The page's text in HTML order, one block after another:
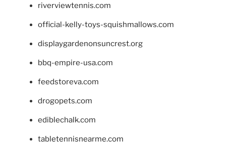
riverviewtennis.com
official-kelly-toys-squishmallows.com
displaygardenonsuncrest.org
bbq-empire-usa.com
feedstoreva.com
drogopets.com
ediblechalk.com
tabletennisnearme.com